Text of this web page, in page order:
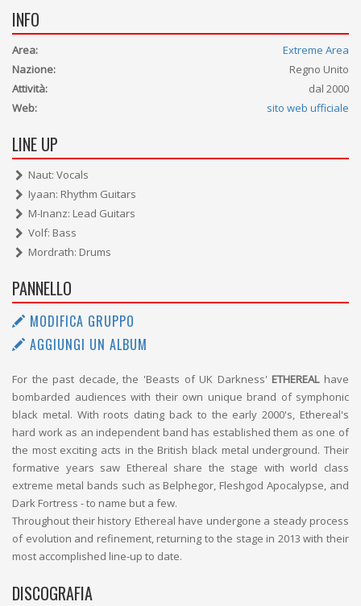
INFO
Area:
Extreme Area
Nazione:
Regno Unito
Attività:
dal 2000
Web:
sito web ufficiale
LINE UP
Naut: Vocals
Iyaan: Rhythm Guitars
M-Inanz: Lead Guitars
Volf: Bass
Mordrath: Drums
PANNELLO
MODIFICA GRUPPO
AGGIUNGI UN ALBUM
For the past decade, the 'Beasts of UK Darkness' ETHEREALhave
bombarded audiences with their own unique brand of symphonic
black metal. With roots dating back to the early 2000's, Ethereal's
hard work as an independent band has established them as one of
the most exciting acts in the British black metal underground. Their
formative years saw Ethereal share the stage with world class
extreme metal bands such as Belphegor, Fleshgod Apocalypse, and
Dark Fortress - to name but a few.
Throughout their history Ethereal have undergone a steady process
of evolution and refinement, returning to the stage in 2013 with their
most accomplished line-up to date.
DISCOGRAFIA